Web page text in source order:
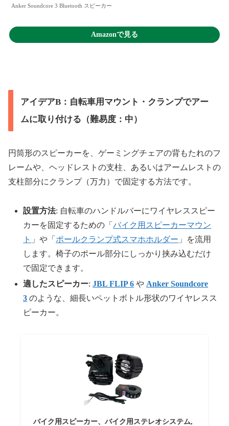
Anker Soundcore 3 Bluetooth スピーカー
Amazonで見る
アイデアB：自転車用マウント・クランプでアー
ムに取り付ける（難易度：中）
円筒形のスピーカーを、ゲーミングチェアの背もたれのフ
レームや、ヘッドレストの支柱、あるいはアームレストの
支柱部分にクランプ（万力）で固定する方法です。
設置方法: 自転車のハンドルバーにワイヤレススピー
カーを固定するための「バイク用スピーカーマウン
ト 」や「 ポールクランプ式スマホホルダー 」を流用
します。椅子のポール部分にしっかり挟み込むだけ
で固定できます。
適したスピーカー:JBL FLIP 6 や Anker Soundcore
3 のような、細長いペットボトル形状のワイヤレスス
ピーカー。
バイク用スピーカー、バイク用ステレオシステム,